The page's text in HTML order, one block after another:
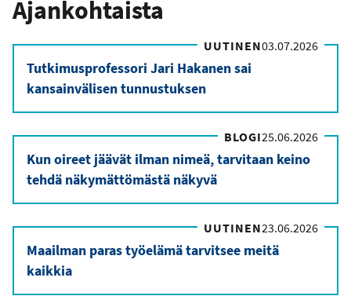
Ajankohtaista
UUTINEN03.07.2026
Tutkimusprofessori Jari Hakanen sai
kansainvälisen tunnustuksen
BLOGI25.06.2026
Kun oireet jäävät ilman nimeä, tarvitaan keino
tehdä näkymättömästä näkyvä
UUTINEN23.06.2026
Maailman paras työelämä tarvitsee meitä
kaikkia